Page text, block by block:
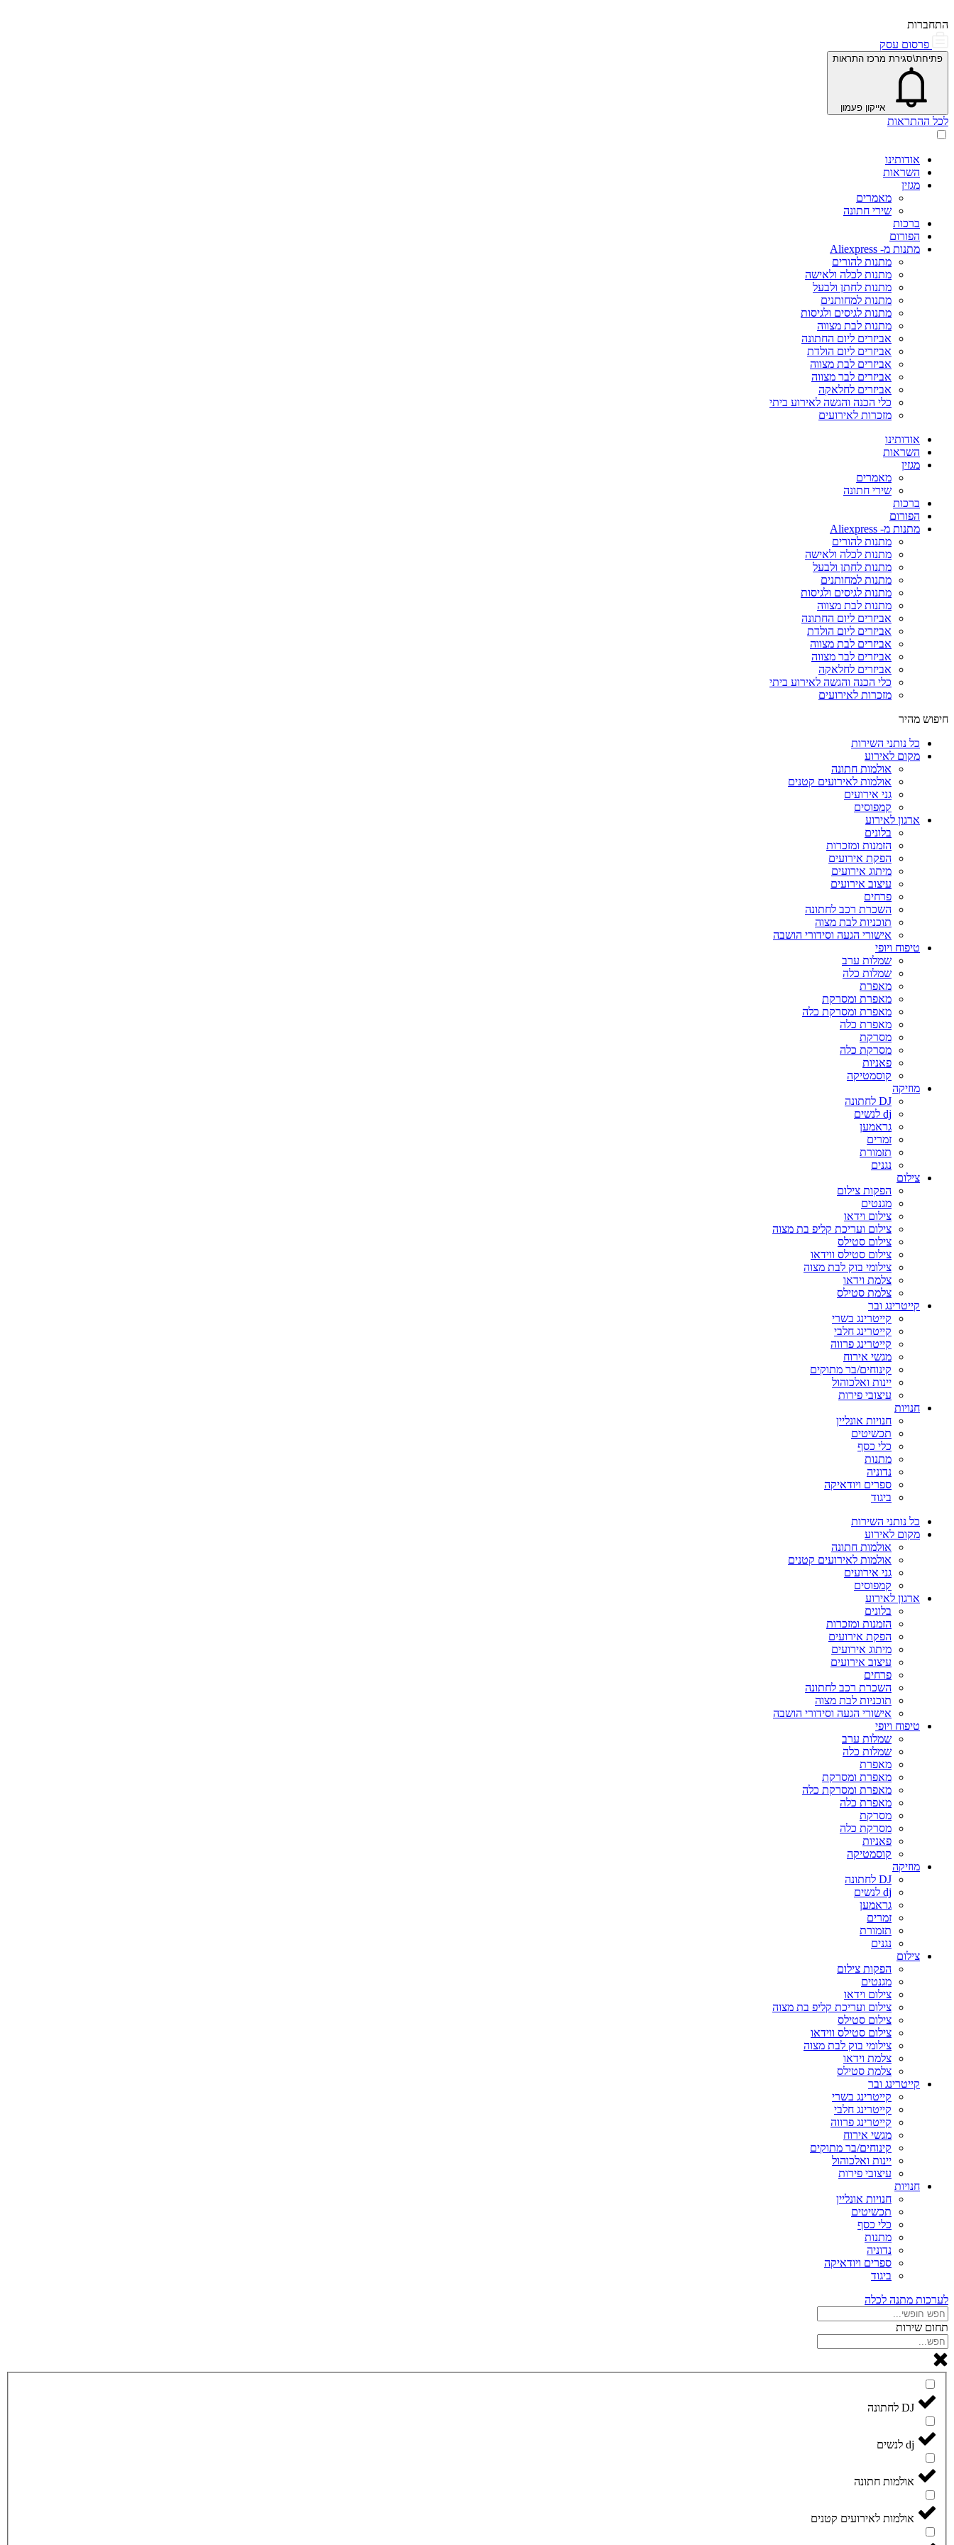
התחברות
פרסום עסק
פתיחת\סגירת מרכז התראות
אייקון פעמון
לכל ההתראות
אודותינו
השראות
מגזין
מאמרים
שירי חתונה
ברכות
הפורום
מתנות מ- Aliexpress
מתנות להורים
מתנות לכלה ולאישה
מתנות לחתן ולבעל
מתנות למחותנים
מתנות לגיסים ולגיסות
מתנות לבת מצווה
אביזרים ליום החתונה
אביזרים ליום הולדת
אביזרים לבת מצווה
אביזרים לבר מצווה
אביזרים לחלאקה
כלי הכנה והגשה לאירוע ביתי
מזכרות לאירועים
אודותינו
השראות
מגזין
מאמרים
שירי חתונה
ברכות
הפורום
מתנות מ- Aliexpress
מתנות להורים
מתנות לכלה ולאישה
מתנות לחתן ולבעל
מתנות למחותנים
מתנות לגיסים ולגיסות
מתנות לבת מצווה
אביזרים ליום החתונה
אביזרים ליום הולדת
אביזרים לבת מצווה
אביזרים לבר מצווה
אביזרים לחלאקה
כלי הכנה והגשה לאירוע ביתי
מזכרות לאירועים
חיפוש מהיר
כל נותני השירות
מקום לאירוע
אולמות חתונה
אולמות לאירועים קטנים
גני אירועים
קמפוסים
ארגון לאירוע
בלונים
הזמנות ומזכרות
הפקת אירועים
מיתוג אירועים
עיצוב אירועים
פרחים
השכרת רכב לחתונה
תוכניות לבת מצוה
אישורי הגעה וסידורי הושבה
טיפוח ויופי
שמלות ערב
שמלות כלה
מאפרת
מאפרת ומסרקת
מאפרת ומסרקת כלה
מאפרת כלה
מסרקת
מסרקת כלה
פאניות
קוסמטיקה
מוזיקה
DJ לחתונה
dj לנשים
גראמען
זמרים
תזמורת
נגנים
צילום
הפקות צילום
מגנטים
צילום וידאו
צילום ועריכת קליפ בת מצוה
צילום סטילס
צילום סטילס ווידאו
צילומי בוק לבת מצוה
צלמת וידאו
צלמת סטילס
קייטרינג ובר
קייטרינג בשרי
קייטרינג חלבי
קייטרינג פרווה
מגשי אירוח
קינוחים/בר מתוקים
יינות ואלכוהול
עיצובי פירות
חנויות
חנויות אונליין
תכשיטים
כלי כסף
מתנות
נדוניה
ספרים ויודאיקה
ביגוד
כל נותני השירות
מקום לאירוע
אולמות חתונה
אולמות לאירועים קטנים
גני אירועים
קמפוסים
ארגון לאירוע
בלונים
הזמנות ומזכרות
הפקת אירועים
מיתוג אירועים
עיצוב אירועים
פרחים
השכרת רכב לחתונה
תוכניות לבת מצוה
אישורי הגעה וסידורי הושבה
טיפוח ויופי
שמלות ערב
שמלות כלה
מאפרת
מאפרת ומסרקת
מאפרת ומסרקת כלה
מאפרת כלה
מסרקת
מסרקת כלה
פאניות
קוסמטיקה
מוזיקה
DJ לחתונה
dj לנשים
גראמען
זמרים
תזמורת
נגנים
צילום
הפקות צילום
מגנטים
צילום וידאו
צילום ועריכת קליפ בת מצוה
צילום סטילס
צילום סטילס ווידאו
צילומי בוק לבת מצוה
צלמת וידאו
צלמת סטילס
קייטרינג ובר
קייטרינג בשרי
קייטרינג חלבי
קייטרינג פרווה
מגשי אירוח
קינוחים/בר מתוקים
יינות ואלכוהול
עיצובי פירות
חנויות
חנויות אונליין
תכשיטים
כלי כסף
מתנות
נדוניה
ספרים ויודאיקה
ביגוד
לערכות מתנה לכלה
תחום שירות
DJ לחתונה
dj לנשים
אולמות חתונה
אולמות לאירועים קטנים